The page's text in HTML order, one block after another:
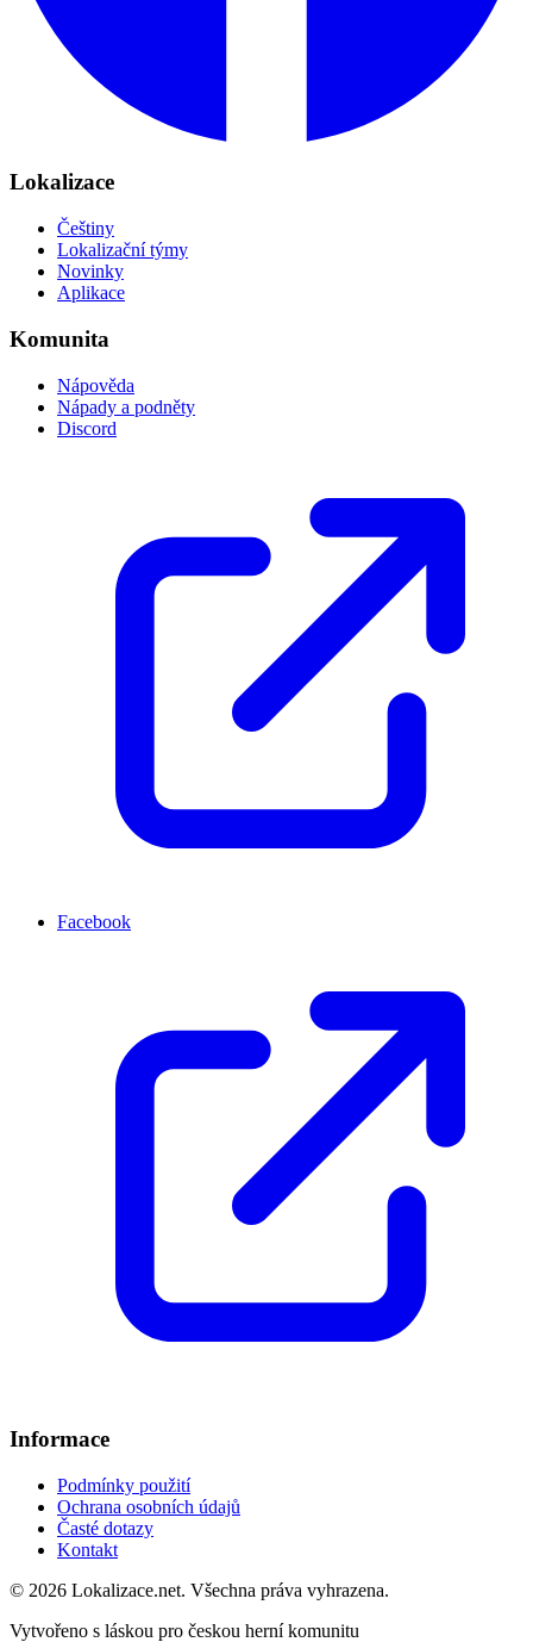
Lokalizace
Češtiny
Lokalizační týmy
Novinky
Aplikace
Komunita
Nápověda
Nápady a podněty
Discord
Facebook
Informace
Podmínky použití
Ochrana osobních údajů
Časté dotazy
Kontakt
© 2026 Lokalizace.net. Všechna práva vyhrazena.
Vytvořeno s láskou pro českou herní komunitu